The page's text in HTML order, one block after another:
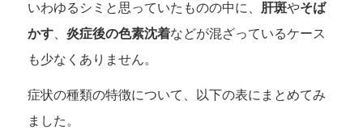
いわゆるシミと思っていたものの中に、 肝斑やそば
かす、 炎症後の色素沈着などが混ざっているケース
も少なくありません。
症状の種類の特徴について、以下の表にまとめてみ
ました。